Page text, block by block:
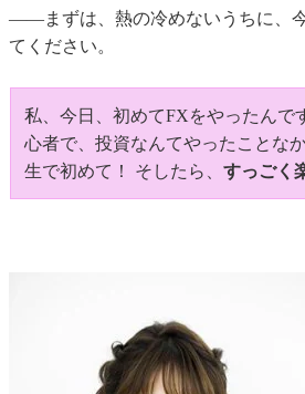
――まずは、熱の冷めないうちに、
てください。
私、今日、初めてFXをやったんで
心者で、投資なんてやったことな
生で初めて！ そしたら、 すっごく